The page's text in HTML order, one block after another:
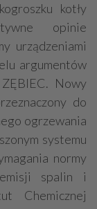
kotły
opinie
urządzeniami
argumentów
Nowy
do
ogrzewania
systemu
normy
spalin i
Chemicznej